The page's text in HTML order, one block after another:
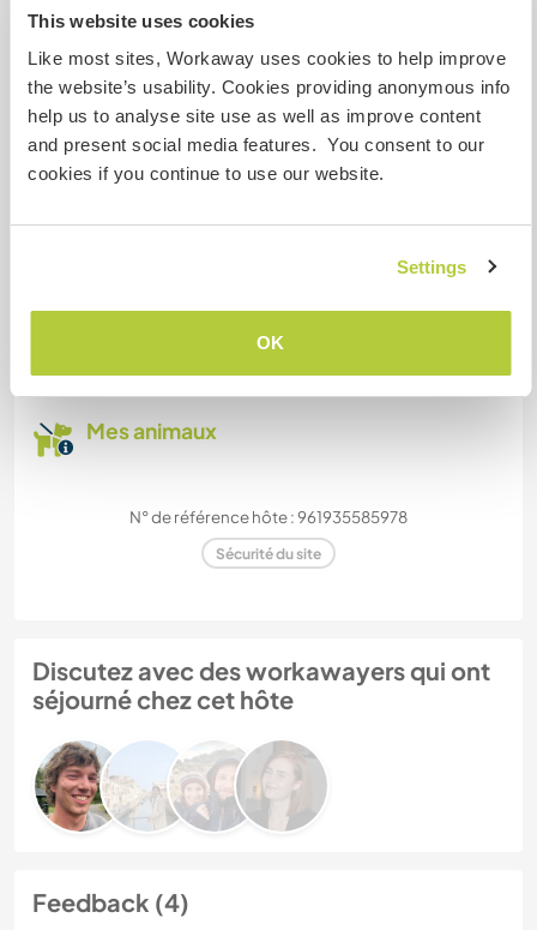
This website uses cookies
Like most sites, Workaway uses cookies to help improve
the website’s usability. Cookies providing anonymous info
help us to analyse site use as well as improve content
and present social media features. You consent to our
cookies if you continue to use our website.
Settings
OK
Familles bienvenues
Possibilité d'accueillir les
animaux
It depends on what pet it is. Just ask!
Mes animaux
N° de référence hôte : 961935585978
Sécurité du site
Discutez avec des workawayers qui ont
séjourné chez cet hôte
Feedback (4)